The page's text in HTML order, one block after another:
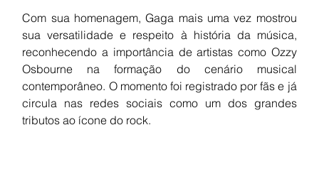
Com sua homenagem, Gaga mais uma vez mostrou
sua versatilidade e respeito à história da música,
reconhecendo a importância de artistas como Ozzy
Osbourne na formação do cenário musical
contemporâneo. O momento foi registrado por fãs e já
circula nas redes sociais como um dos grandes
tributos ao ícone do rock.